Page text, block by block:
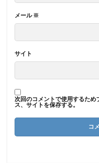
メール※
サイト
次回のコメントで使用するため
ス、サイトを保存する。